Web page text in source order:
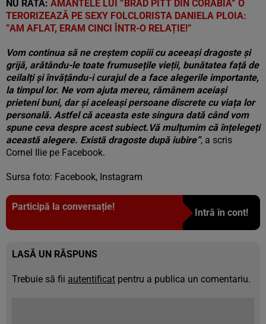
NU RATA: AMANTELE LUI ”BRAD PITT DIN CORABIA” O
TERORIZEAZĂ PE SEXY FOLCLORISTA DANIELA PLOIA:
”AM AFLAT, ERAM CINCI ÎNTR-O RELAȚIE!”
Vom continua să ne creștem copiii cu aceeași dragoste și
grijă, arătându-le toate frumusețile vieții, bunătatea față de
ceilalți și învățându-i curajul de a face alegerile importante,
la timpul lor. Ne vom ajuta mereu, rămânem aceiași
prieteni buni, dar și aceleași persoane discrete cu viața lor
personală. Astfel că aceasta este singura dată când vom
spune ceva despre acest subiect.Vă mulțumim că înțelegeți
această alegere. Există dragoste după iubire”, a scris
Cornel Ilie pe Facebook.
Sursa foto: Facebook, Instagram
Participă la conversație!
Intră în cont!
LASĂ UN RĂSPUNS
Trebuie să fii autentificat pentru a publica un comentariu.